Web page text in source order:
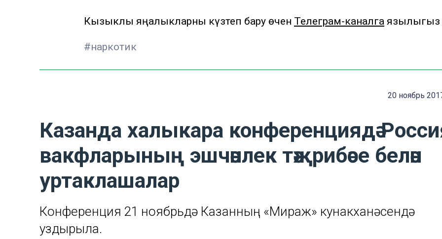
Кызыклы яңалыкларны күзәтеп бару өчен Телеграм-каналга язылыгыз
#наркотик
20 ноябрь
Казанда халыкара конференциядә
вакфларының эшчәнлек тәҗрибәсе белән
уртаклашалар
Конференция 21 ноябрьдә Казанның «Мираж» кунакханәсендә
уздырыла.